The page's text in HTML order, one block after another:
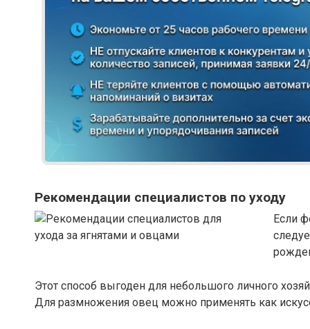
Рекомендации специалистов по уходу
Если
Этот способ выгоден для небольшого личного
Для размножения овец можно применять как